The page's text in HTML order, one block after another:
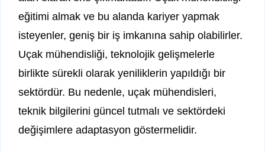
eğitimi almak ve bu alanda kariyer yapmak
isteyenler, geniş bir iş imkanına sahip olabilirler.
Uçak mühendisliği, teknolojik gelişmelerle
birlikte sürekli olarak yeniliklerin yapıldığı bir
sektördür. Bu nedenle, uçak mühendisleri,
teknik bilgilerini güncel tutmalı ve sektördeki
değişimlere adaptasyon göstermelidir.